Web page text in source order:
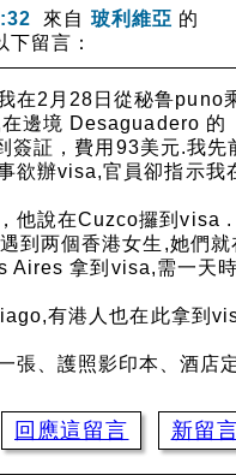
來自 玻利維亞 的
下留言：
在2月28日從秘鲁puno
邊境 Desaguadero 的
簽証，費用93美元.我先
欲辦visa,官員卻指示我
他說在Cuzco攞到visa .
到两個香港女生,她們就
Aires 拿到visa,需一天時
有港人也在此拿到
張、護照影印本、酒店
回應這留言 新留